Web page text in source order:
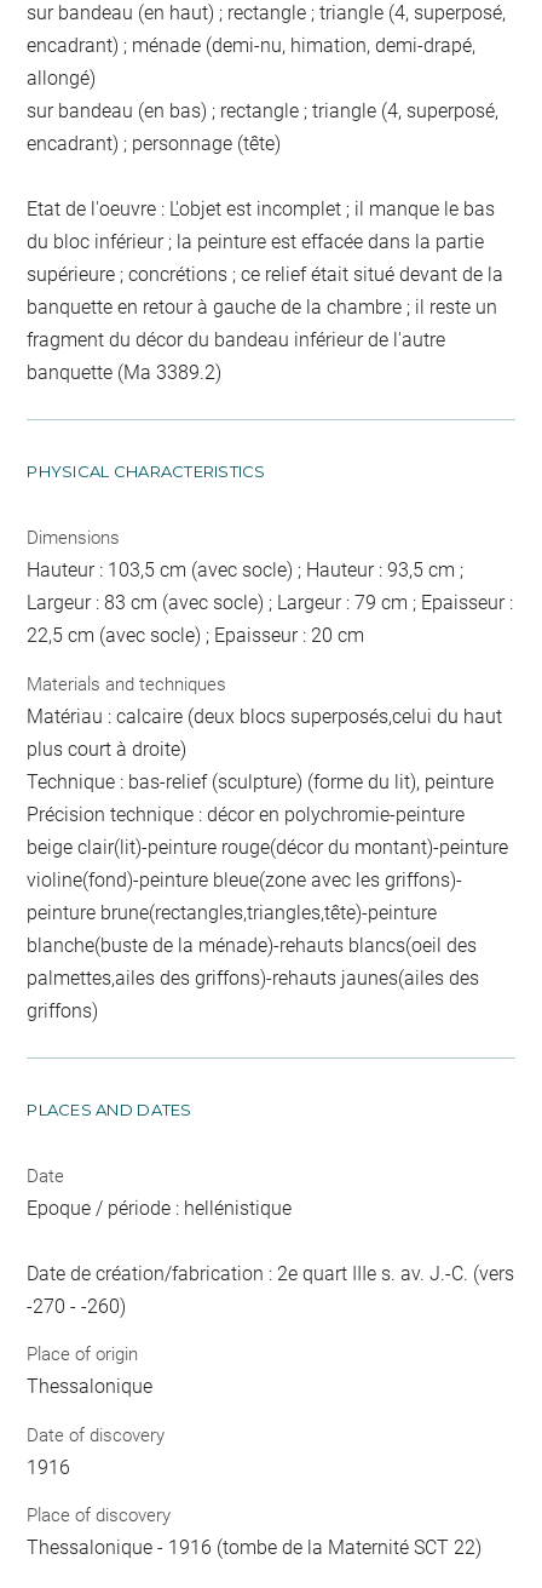
sur bandeau (en haut) ; rectangle ; triangle (4, superposé,
encadrant) ; ménade (demi-nu, himation, demi-drapé,
allongé)
sur bandeau (en bas) ; rectangle ; triangle (4, superposé,
encadrant) ; personnage (tête)
Etat de l'oeuvre : L'objet est incomplet ; il manque le bas
du bloc inférieur ; la peinture est effacée dans la partie
supérieure ; concrétions ; ce relief était situé devant de la
banquette en retour à gauche de la chambre ; il reste un
fragment du décor du bandeau inférieur de l'autre
banquette (Ma 3389.2)
PHYSICAL CHARACTERISTICS
Dimensions
Hauteur : 103,5 cm (avec socle) ; Hauteur : 93,5 cm ;
Largeur : 83 cm (avec socle) ; Largeur : 79 cm ; Epaisseur :
22,5 cm (avec socle) ; Epaisseur : 20 cm
Materials and techniques
Matériau : calcaire (deux blocs superposés,celui du haut
plus court à droite)
Technique : bas-relief (sculpture) (forme du lit), peinture
Précision technique : décor en polychromie-peinture
beige clair(lit)-peinture rouge(décor du montant)-peinture
violine(fond)-peinture bleue(zone avec les griffons)-
peinture brune(rectangles,triangles,tête)-peinture
blanche(buste de la ménade)-rehauts blancs(oeil des
palmettes,ailes des griffons)-rehauts jaunes(ailes des
griffons)
PLACES AND DATES
Date
Epoque / période : hellénistique
Date de création/fabrication : 2e quart IIIe s. av. J.-C. (vers
-270 - -260)
Place of origin
Thessalonique
Date of discovery
1916
Place of discovery
Thessalonique - 1916 (tombe de la Maternité SCT 22)